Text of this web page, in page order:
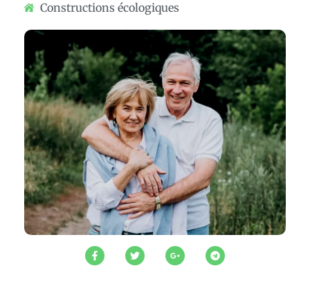
Constructions écologiques